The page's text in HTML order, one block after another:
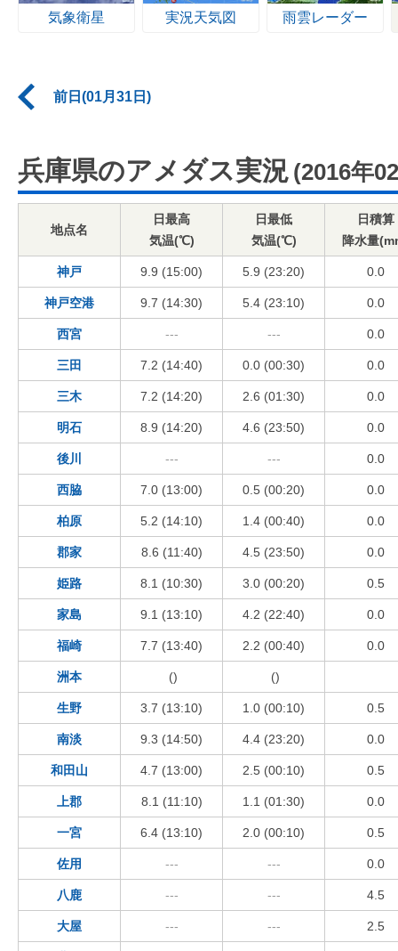
気象衛星 実況天気図 雨雲レーダー
前日(01月31日)
兵庫県のアメダス実況 (2016年
地点名
日最高
気温(℃)
日最低
気温(℃)
日積算
降水量
神戸 9.9 (15:00) 5.9 (23:20) 0.0
神戸空港 9.7 (14:30) 5.4 (23:10) 0.0
西宮 --- --- 0.0
三田 7.2 (14:40) 0.0 (00:30) 0.0
三木 7.2 (14:20) 2.6 (01:30) 0.0
明石 8.9 (14:20) 4.6 (23:50) 0.0
後川 --- --- 0.0
西脇 7.0 (13:00) 0.5 (00:20) 0.0
柏原 5.2 (14:10) 1.4 (00:40) 0.0
郡家 8.6 (11:40) 4.5 (23:50) 0.0
姫路 8.1 (10:30) 3.0 (00:20) 0.5
家島 9.1 (13:10) 4.2 (22:40) 0.0
福崎 7.7 (13:40) 2.2 (00:40) 0.0
洲本 () ()
生野 3.7 (13:10) 1.0 (00:10) 0.5
南淡 9.3 (14:50) 4.4 (23:20) 0.0
和田山 4.7 (13:00) 2.5 (00:10) 0.5
上郡 8.1 (11:10) 1.1 (01:30) 0.0
一宮 6.4 (13:10) 2.0 (00:10) 0.5
佐用 --- --- 0.0
八鹿 --- --- 4.5
大屋 --- --- 2.5